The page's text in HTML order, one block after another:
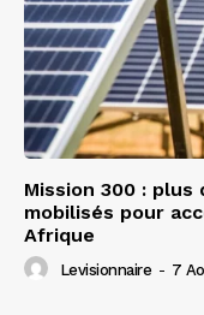
Mission 300 :
mobilisés pour
Afrique
Levisionnaire - 7